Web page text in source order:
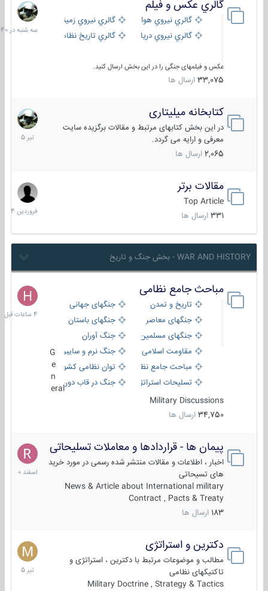
گالري عكس و فيلم
گالري نيروي هوايي
گالري نيروي زميني
گالري نيروي دريايي
گالري تاریخ نظامی
عکس و فیلمهای جنگی را در این بخش ارسال کنید.
33,075 ارسال ها
سه
شنبه
در
کتابخانه میلیتاری
در این بخش کتابهای مرتبط و مقالات برگزیده سایت
معرفی و ارایه می گردد.
2,065 ارسال ها
16
تیر
1405
مقالات برتر
Top Article
331 ارسال ها
29
فروردین
1404
WAR AND HISTORY - بخش جنگ و تاریخ
مباحث جامع نظامی
تاریخ و تمدن
جنگهای جهانی
جنگهای معاصر
جنگهای باستان
جنگهای مسلمین
جنگ آوران
مقاومت اسلامی
جنگ نرم و سایبری
مباحث جامع نظامی
توان نظامی کشورها
تسلیحات استراتژیک
جنگ در قاب دوربین
eral
Military Discussions
34,750 ارسال ها
4
ساعات
قبل
پیمان ها - قراردادها و معاملات تسلیحاتی
اخبار ، اطلاعات و مقالات منتشر شده رسمی در مورد خرید
های تسیحاتی
News & Article about International military
Contract , Pacts & Treaty
183 ارسال ها
7
اسفند
1400
دکترین و استراتژی
مطالب و موضوعات مرتبط با دکترین ، استراتژی و
تاکتیکهای نظامی
Military Doctrine , Strategy & Tactics
27
تیر
1405